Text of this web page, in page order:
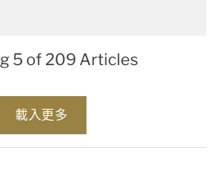
5 of 209 Articles
載入更多